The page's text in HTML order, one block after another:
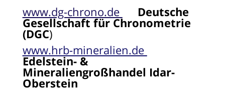
www.dg-chrono.de Deutsche
Gesellschaft für Chronometrie
(DGC)
www.hrb-mineralien.de
Edelstein- &
Mineraliengroßhandel Idar-
Oberstein